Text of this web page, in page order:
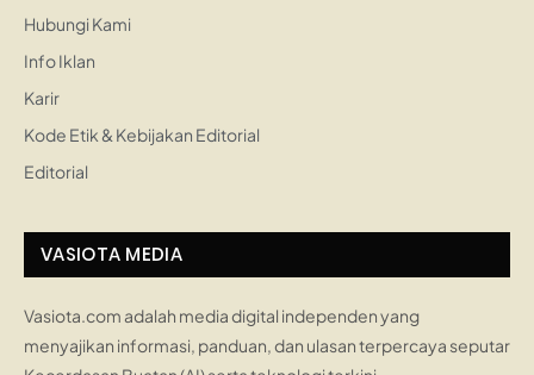
Hubungi Kami
Info Iklan
Karir
Kode Etik & Kebijakan Editorial
Editorial
VASIOTA MEDIA
Vasiota.com adalah media digital independen yang
menyajikan informasi, panduan, dan ulasan terpercaya seputar